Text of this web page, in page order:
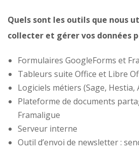
Quels sont les outils que nous
collecter et gérer vos données
Formulaires GoogleForms et
Tableurs suite Office et Libre
Logiciels métiers (Sage, Hestia,
Plateforme de documents
Framaligue
Serveur interne
Outil d’envoi de newsletter :